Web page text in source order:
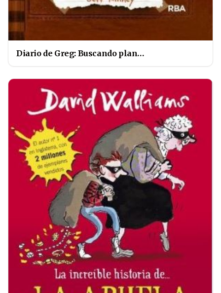
Diario de Greg: Buscando plan…